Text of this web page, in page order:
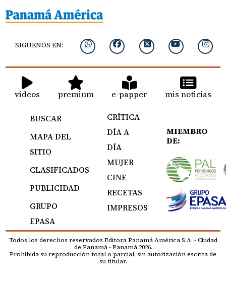
SIGUENOS EN:
videos premium e-papper mis noticias
BUSCAR
MAPA DEL
SITIO
CLASIFICADOS
PUBLICIDAD
GRUPO
EPASA
CRÍTICA
DÍA A
DÍA
MUJER
CINE
RECETAS
IMPRESOS
MIEMBRO
DE:
Todos los derechos reservados Editora Panamá América S.A. - Ciudad
de Panamá - Panamá 2026.
Prohibida su reproducción total o parcial, sin autorización escrita de
su titular.